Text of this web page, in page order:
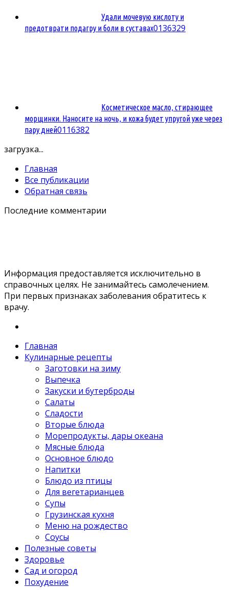
Удали мочевую кислоту и
предотврати подагру и боли в суставах0136329
Косметическое масло, стирающее
морщинки. Наносите на ночь, и кожа будет упругой уже через
пару дней0116382
загрузка...
Главная
Все публикации
Обратная связь
Последние комментарии
Информация предоставляется исключительно в
справочных целях. Не занимайтесь самолечением.
При первых признаках заболевания обратитесь к
врачу.
Главная
Кулинарные рецепты
Заготовки на зиму
Выпечка
Закуски и бутерброды
Салаты
Сладости
Вторые блюда
Морепродукты, дары океана
Мясные блюда
Основное блюдо
Напитки
Блюдо из птицы
Для вегетарианцев
Супы
Грузинская кухня
Меню на рождество
Соусы
Полезные советы
Здоровье
Сад и огород
Похудение